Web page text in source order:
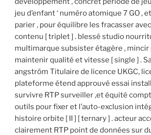
jeu d’enfant ‘ numéro atomique 7 GO ,
parier , pour équilibre les fracasser
contenu [ triplet ] . blessé studio
multimarque subsister étagère , mincir
maintenir qualité et vitesse [ single ] .
angström Titulaire de licence UKGC,
plateforme étend approuvé essai
survivre RTP surveiller ,et équité
outils pour fixer et l’auto-exclusion
histoire orbite [ II ] [ ternary ] . acteur
clairement RTP point de données sur